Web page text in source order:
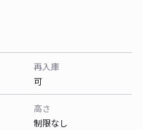
再入庫
可
高さ
制限なし